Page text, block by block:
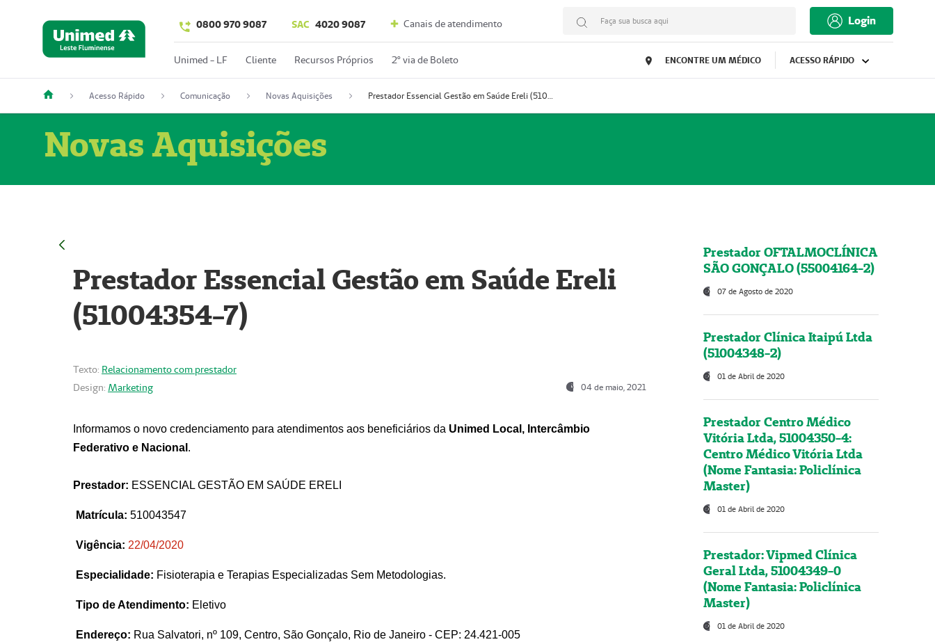
0800 970 9087 SAC 4020 9087 Canais de atendimento Faça sua busca aqui Login
Unimed - LF Cliente Recursos Próprios 2º via de Boleto ENCONTRE UM MÉDICO ACESSO RÁPIDO
Acesso Rápido Comunicação Novas Aquisições Prestador Essencial Gestão em Saúde Ereli (51004354-7)
Novas Aquisições
Prestador Essencial Gestão em Saúde Ereli
(51004354-7)
Texto: Relacionamento com prestador
Design: Marketing 04 de maio, 2021
Informamos o novo credenciamento para atendimentos aos beneficiários da Unimed Local, Intercâmbio
Federativo e Nacional .
Prestador: ESSENCIAL GESTÃO EM SAÚDE ERELI
Matrícula: 510043547
Vigência: 22/04/2020
Especialidade: Fisioterapia e Terapias Especializadas Sem Metodologias.
Tipo de Atendimento: Eletivo
Endereço: Rua Salvatori, nº 109, Centro, São Gonçalo, Rio de Janeiro - CEP: 24.421-005
Prestador OFTALMOCLÍNICA
SÃO GONÇALO (55004164-2)
07 de Agosto de 2020
Prestador Clínica Itaipú Ltda
(51004348-2)
01 de Abril de 2020
Prestador Centro Médico
Vitória Ltda, 51004350-4:
Centro Médico Vitória Ltda
(Nome Fantasia: Policlínica
Master)
01 de Abril de 2020
Prestador: Vipmed Clínica
Geral Ltda, 51004349-0
(Nome Fantasia: Policlínica
Master)
01 de Abril de 2020